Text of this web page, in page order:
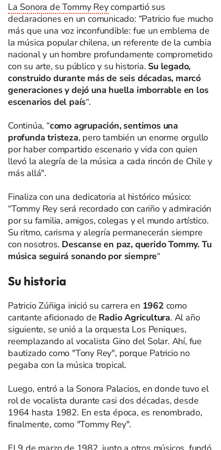
La Sonora de Tommy Reycompartió sus
declaraciones en un comunicado: “Patricio fue mucho
más que una voz inconfundible: fue un emblema de
la música popular chilena, un referente de la cumbia
nacional y un hombre profundamente comprometido
con su arte, su público y su historia. Su legado,
construido durante más de seis décadas, marcó
generaciones y dejó una huella imborrable en los
escenarios del país“.
Continúa, “como agrupación, sentimos una
profunda tristeza, pero también un enorme orgullo
por haber compartido escenario y vida con quien
llevó la alegría de la música a cada rincón de Chile y
más allá".
Finaliza con una dedicatoria al histórico músico:
“Tommy Rey será recordado con cariño y admiración
por su familia, amigos, colegas y el mundo artístico.
Su ritmo, carisma y alegría permanecerán siempre
con nosotros. Descanse en paz, querido Tommy. Tu
música seguirá sonando por siempre“
Su historia
Patricio Zúñiga inició su carrera en 1962 como
cantante aficionado de Radio Agricultura. Al año
siguiente, se unió a la orquesta Los Peniques,
reemplazando al vocalista Gino del Solar. Ahí, fue
bautizado como "Tony Rey", porque Patricio no
pegaba con la música tropical.
Luego, entró a la Sonora Palacios, en donde tuvo el
rol de vocalista durante casi dos décadas, desde
1964 hasta 1982. En esta época, es renombrado,
finalmente, como "Tommy Rey".